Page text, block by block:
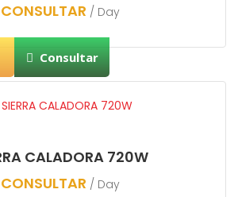
CONSULTAR / Day
CALADORA 720W
CONSULTAR / Day
Consultar